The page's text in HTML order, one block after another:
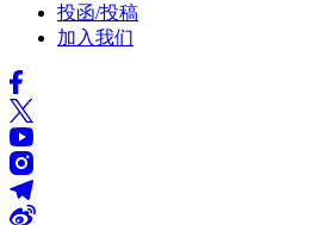
投函/投稿
加入我们